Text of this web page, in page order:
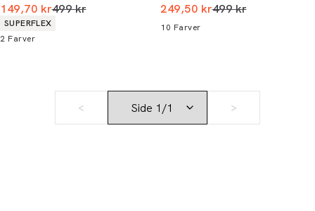
149,70 krI alt (uden rabat)
499 kr
Produkt egenskaber
SUPERFLEX
2 Farver
249,50 krI alt (uden rabat)
499 kr
10 Farver